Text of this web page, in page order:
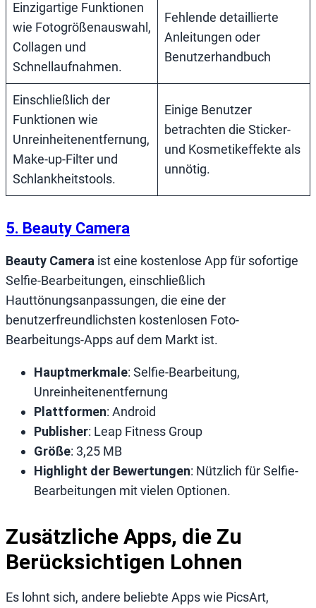
Einzigartige Funktionen
wie Fotogrößenauswahl,
Collagen und
Schnellaufnahmen.
Fehlende detaillierte
Anleitungen oder
Benutzerhandbuch
Einschließlich der
Funktionen wie
Unreinheitenentfernung,
Make-up-Filter und
Schlankheitstools.
Einige Benutzer
betrachten die Sticker-
und Kosmetikeffekte als
unnötig.
5. Beauty Camera
Beauty Camera ist eine kostenlose App für sofortige
Selfie-Bearbeitungen, einschließlich
Hauttönungsanpassungen, die eine der
benutzerfreundlichsten kostenlosen Foto-
Bearbeitungs-Apps auf dem Markt ist.
Hauptmerkmale: Selfie-Bearbeitung,
Unreinheitenentfernung
Plattformen: Android
Publisher: Leap Fitness Group
Größe: 3,25 MB
Highlight der Bewertungen: Nützlich für Selfie-
Bearbeitungen mit vielen Optionen.
Zusätzliche Apps, die Zu
Berücksichtigen Lohnen
Es lohnt sich, andere beliebte Apps wie PicsArt,